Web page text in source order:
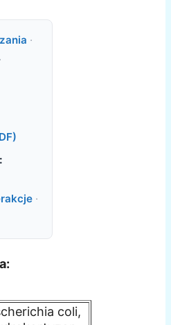
·
·
·
coli,